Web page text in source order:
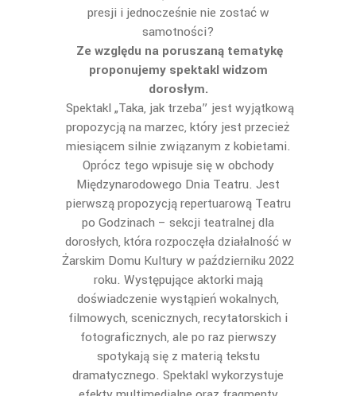
presji i jednocześnie nie zostać w
samotności?
Ze względu na poruszaną tematykę
proponujemy spektakl widzom
dorosłym.
Spektakl „Taka, jak trzeba” jest wyjątkową
propozycją na marzec, który jest przecież
miesiącem silnie związanym z kobietami.
Oprócz tego wpisuje się w obchody
Międzynarodowego Dnia Teatru. Jest
pierwszą propozycją repertuarową Teatru
po Godzinach – sekcji teatralnej dla
dorosłych, która rozpoczęła działalność w
Żarskim Domu Kultury w październiku 2022
roku. Występujące aktorki mają
doświadczenie wystąpień wokalnych,
filmowych, scenicznych, recytatorskich i
fotograficznych, ale po raz pierwszy
spotykają się z materią tekstu
dramatycznego. Spektakl wykorzystuje